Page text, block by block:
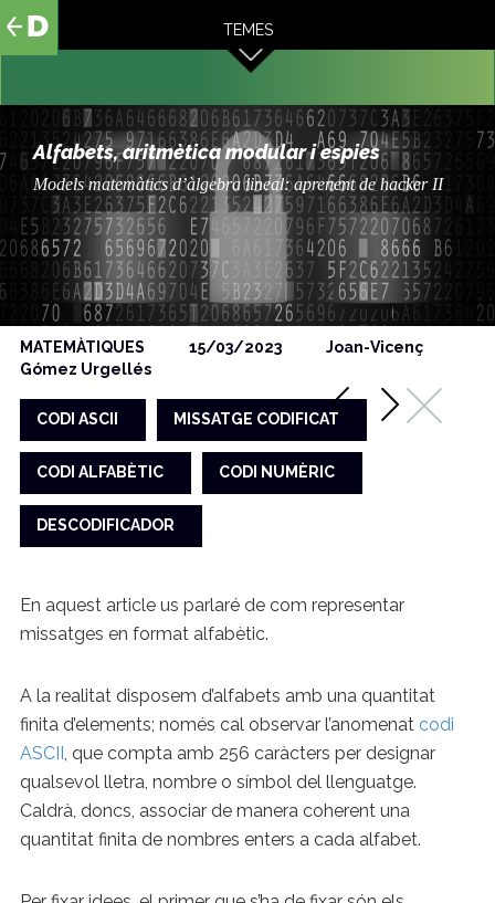
contingut
TEMES
Alfabets, aritmètica modular i espies
Models matemàtics d’àlgebra lineal: aprenent de hacker II
MATEMÀTIQUES 15/03/2023
Joan-Vicenç
Gómez Urgellés
CODI ASCII MISSATGE CODIFICAT
CODI ALFABÈTIC CODI NUMÈRIC
DESCODIFICADOR
En aquest article us parlaré de com representar
missatges en format alfabètic.
A la realitat disposem d’alfabets amb una quantitat
finita d’elements; només cal observar l’anomenat codi
ASCII, que compta amb 256 caràcters per designar
qualsevol lletra, nombre o símbol del llenguatge.
Caldrà, doncs, associar de manera coherent una
quantitat finita de nombres enters a cada alfabet.